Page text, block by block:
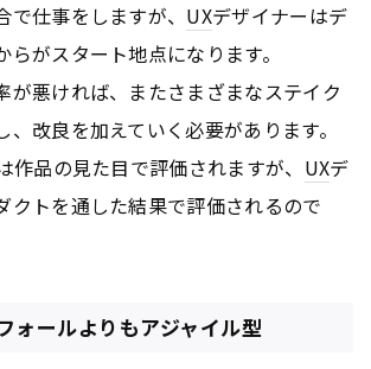
仕事をしますが、 UXデザイナーはデ
がスタート地点になります。
が悪ければ、またさまざまなステイク
、改良を加えていく必要があります。
作品の見た目で評価されますが、 UXデ
クトを通した結果で評価されるので
ォールよりもアジャイル型